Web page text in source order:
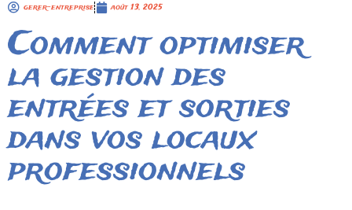
gerer-entreprise août 13, 2025
Comment optimiser
la gestion des
entrées et sorties
dans vos locaux
professionnels